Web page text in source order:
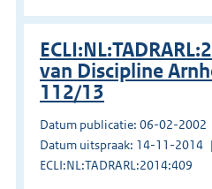
van Discipline
112/13
Datum publicatie: 06-02-2002
Datum uitspraak: 14-11-2014
ECLI:NL:TADRARL:2014:409